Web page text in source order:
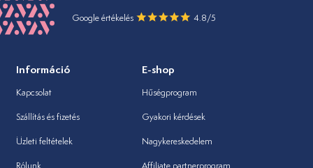
Google értékelés 4.8/5
Információ
Kapcsolat
Szállítás és fizetés
Üzleti feltételek
E-shop
Hűségprogram
Gyakori kérdések
Nagykereskedelem